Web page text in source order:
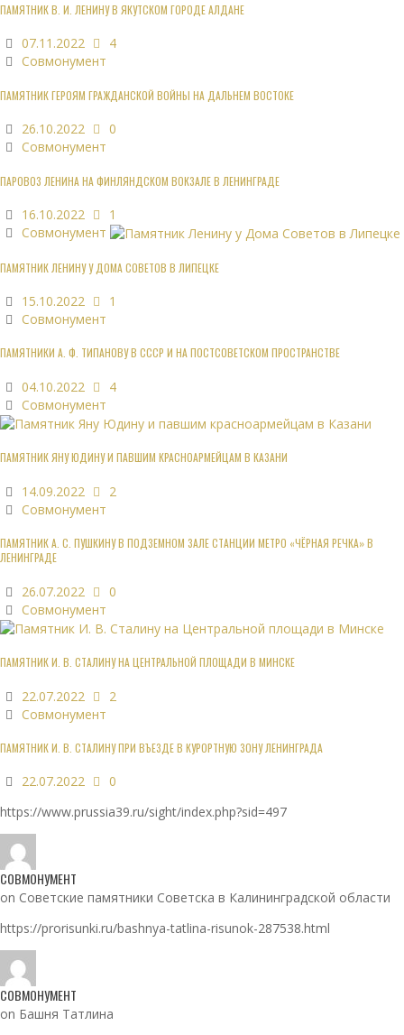
ПАМЯТНИК В. И. ЛЕНИНУ В ЯКУТСКОМ ГОРОДЕ АЛДАНЕ
07.11.2022
4
Совмонумент
ПАМЯТНИК ГЕРОЯМ ГРАЖДАНСКОЙ ВОЙНЫ НА ДАЛЬНЕМ ВОСТОКЕ
26.10.2022
0
Совмонумент
ПАРОВОЗ ЛЕНИНА НА ФИНЛЯНДСКОМ ВОКЗАЛЕ В ЛЕНИНГРАДЕ
16.10.2022
1
Совмонумент
ПАМЯТНИК ЛЕНИНУ У ДОМА СОВЕТОВ В ЛИПЕЦКЕ
15.10.2022
1
Совмонумент
ПАМЯТНИКИ А. Ф. ТИПАНОВУ В СССР И НА ПОСТСОВЕТСКОМ ПРОСТРАНСТВЕ
04.10.2022
4
Совмонумент
ПАМЯТНИК ЯНУ ЮДИНУ И ПАВШИМ КРАСНОАРМЕЙЦАМ В КАЗАНИ
14.09.2022
2
Совмонумент
ПАМЯТНИК А. С. ПУШКИНУ В ПОДЗЕМНОМ ЗАЛЕ СТАНЦИИ МЕТРО «ЧЁРНАЯ РЕЧКА» В
ЛЕНИНГРАДЕ
26.07.2022
0
Совмонумент
ПАМЯТНИК И. В. СТАЛИНУ НА ЦЕНТРАЛЬНОЙ ПЛОЩАДИ В МИНСКЕ
22.07.2022
2
Совмонумент
ПАМЯТНИК И. В. СТАЛИНУ ПРИ ВЪЕЗДЕ В КУРОРТНУЮ ЗОНУ ЛЕНИНГРАДА
22.07.2022
0
https://www.prussia39.ru/sight/index.php?sid=497
СОВМОНУМЕНТ
on Советские памятники Советска в Калининградской области
https://prorisunki.ru/bashnya-tatlina-risunok-287538.html
СОВМОНУМЕНТ
on Башня Татлина